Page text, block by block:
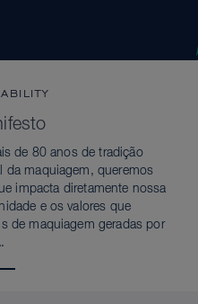
de 80 anos de tradição
da maquiagem, queremos
impacta diretamente nossa
e os valores que
de maquiagem geradas por